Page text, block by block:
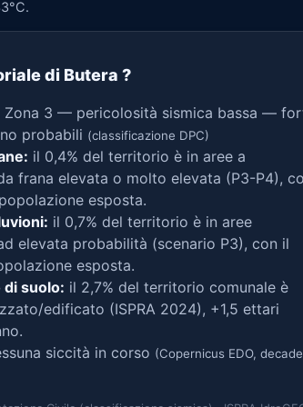
di Butera ?
Zona 3 — pericolosità sismica bassa —
probabili (classificazione DPC)
il 0,4% del territorio è in aree a
frana elevata o molto elevata (P3-P4),
esposta.
il 0,7% del territorio è in aree
elevata probabilità (scenario P3), con il
esposta.
di suolo: il 2,7% del territorio comunale è
edificato (ISPRA 2024), +1,5 ettari
siccità in corso (Copernicus EDO,